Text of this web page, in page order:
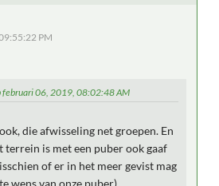
PM
februari 06, 2019, 08:02:48 AM
die afwisseling net groepen. En
is met een puber ook gaaf
of er in het meer gevist mag